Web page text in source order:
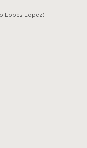
Lopez Lopez)